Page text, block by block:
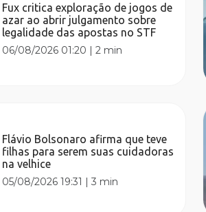
Fux critica exploração de jogos de
azar ao abrir julgamento sobre
legalidade das apostas no STF
06/08/2026 01:20 |2 min
Flávio Bolsonaro afirma que teve
filhas para serem suas cuidadoras
na velhice
05/08/2026 19:31 |3 min